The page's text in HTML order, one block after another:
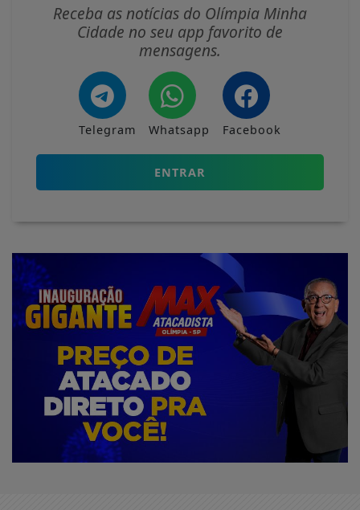
Receba as notícias do Olímpia Minha
Cidade no seu app favorito de
mensagens.
Telegram Whatsapp Facebook
ENTRAR